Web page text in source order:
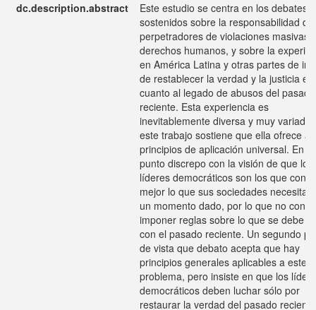
dc.description.abstract
Este estudio se centra en los debates
sostenidos sobre la responsabilidad
perpetradores de violaciones masivas
derechos humanos, y sobre la
en América Latina y otras partes de
de restablecer la verdad y la justicia en
cuanto al legado de abusos del pasado
reciente. Esta experiencia es
inevitablemente diversa y muy
este trabajo sostiene que ella ofrece
principios de aplicación universal. En
punto discrepo con la visión de que los
líderes democráticos son los que
mejor lo que sus sociedades necesitan
un momento dado, por lo que no
imponer reglas sobre lo que se debe
con el pasado reciente. Un segundo
de vista que debato acepta que hay
principios generales aplicables a este
problema, pero insiste en que los
democráticos deben luchar sólo por
restaurar la verdad del pasado